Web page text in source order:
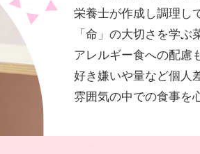
栄養士が作成し調理し
「命」の大切さを学
アレルギー食への配慮
好き嫌いや量など個人
雰囲気の中での食事を